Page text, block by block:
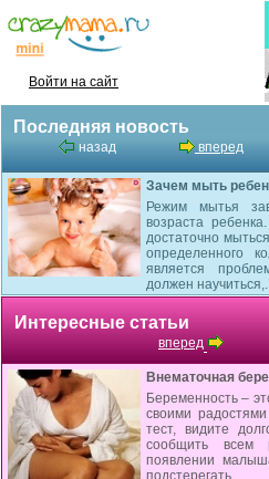
Войти на сайт
Последняя новость
назад вперед
Зачем мыть
Режим мытья
возраста
достаточно
определенного
является
должен
Интересные статьи
вперед
Внематочная
Беременность –
своими
тест, видите
сообщить
появлении
подстерегать...